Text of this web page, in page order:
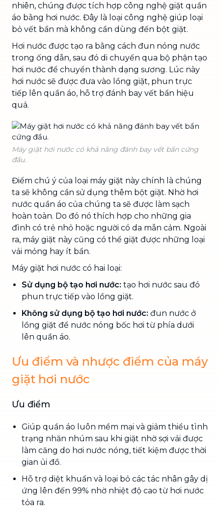
nhiên, chúng được tích hợp công nghệ giặt quần
áo bằng hơi nước. Đây là loại công nghệ giúp loại
bỏ vết bẩn mà không cần dùng đến bột giặt.
Hơi nước được tạo ra bằng cách đun nóng nước
trong ống dẫn, sau đó di chuyển qua bộ phận tạo
hơi nước để chuyển thành dạng sương. Lúc này
hơi nước sẽ được đưa vào lồng giặt, phun trực
tiếp lên quần áo, hỗ trợ đánh bay vết bẩn hiệu
quả.
Máy giặt hơi nước có khả năng đánh bay vết bẩn cứng
đầu.
Điểm chú ý của loại máy giặt này chính là chúng
ta sẽ không cần sử dụng thêm bột giặt. Nhờ hơi
nước quần áo của chúng ta sẽ được làm sạch
hoàn toàn. Do đó nó thích hợp cho những gia
đình có trẻ nhỏ hoặc người có da mẫn cảm. Ngoài
ra, máy giặt này cũng có thể giặt được những loại
vải mỏng hay ít bẩn.
Máy giặt hơi nước có hai loại:
Sử dụng bộ tạo hơi nước: tạo hơi nước sau đó
phun trực tiếp vào lồng giặt.
Không sử dụng bộ tạo hơi nước: đun nước ở
lồng giặt để nước nóng bốc hơi từ phía dưới
lên quần áo.
Ưu điểm và nhược điểm của máy
giặt hơi nước
Ưu điểm
Giúp quần áo luôn mềm mại và giảm thiểu tình
trạng nhăn nhúm sau khi giặt nhờ sợi vải được
làm căng do hơi nước nóng, tiết kiệm được thời
gian ủi đồ.
Hỗ trợ diệt khuẩn và loại bỏ các tác nhân gây dị
ứng lên đến 99% nhờ nhiệt độ cao từ hơi nước
tỏa ra.